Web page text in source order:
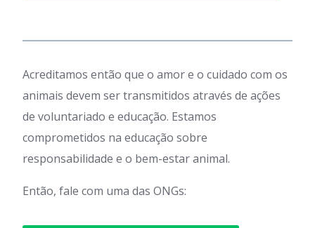
Acreditamos então que o amor e o cuidado com os
animais devem ser transmitidos através de ações
de voluntariado e educação. Estamos
comprometidos na educação sobre
responsabilidade e o bem-estar animal.
Então, fale com uma das ONGs: